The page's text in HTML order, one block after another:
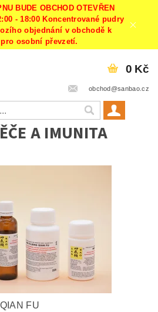
BUDE OBCHOD OTEVŘEN
- 18:00 Koncentrované pudry
objednání v obchodě k
osobní převzetí.
obchod@sanbao.cz
0 Kč
A IMUNITA
FU